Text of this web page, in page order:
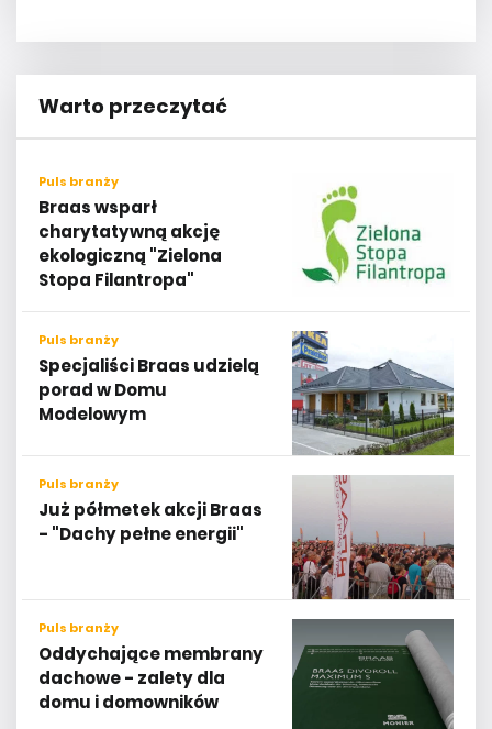
Warto przeczytać
Puls branży
Braas wsparł
charytatywną akcję
ekologiczną "Zielona
Stopa Filantropa"
Puls branży
Specjaliści Braas udzielą
porad w Domu
Modelowym
Puls branży
Już półmetek akcji Braas
- "Dachy pełne energii"
Puls branży
Oddychające membrany
dachowe - zalety dla
domu i domowników